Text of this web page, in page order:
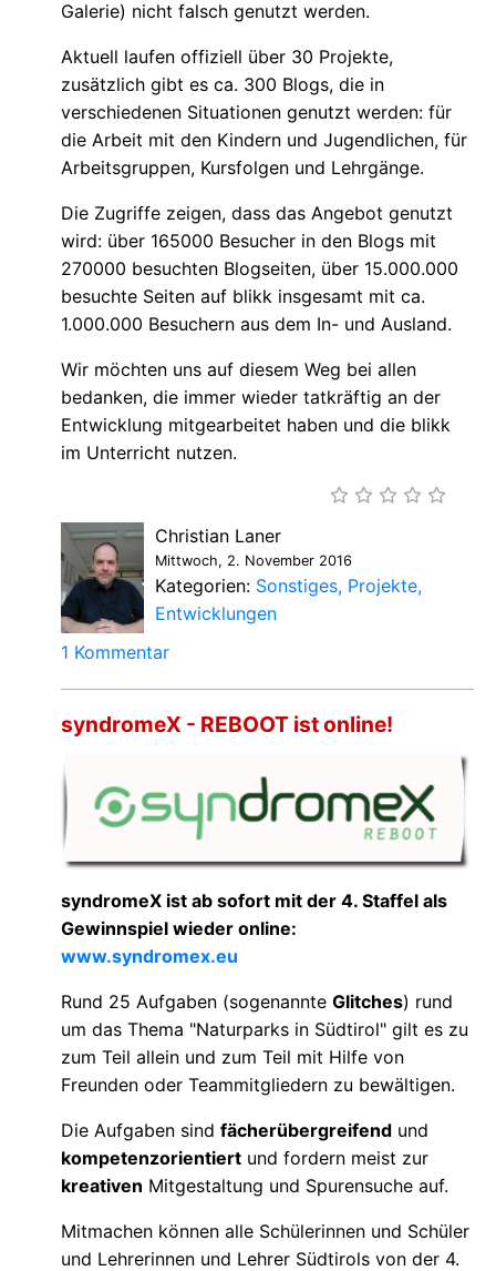
Galerie) nicht falsch genutzt werden.
Aktuell laufen offiziell über 30 Projekte,
zusätzlich gibt es ca. 300 Blogs, die in
verschiedenen Situationen genutzt werden: für
die Arbeit mit den Kindern und Jugendlichen, für
Arbeitsgruppen, Kursfolgen und Lehrgänge.
Die Zugriffe zeigen, dass das Angebot genutzt
wird: über 165000 Besucher in den Blogs mit
270000 besuchten Blogseiten, über 15.000.000
besuchte Seiten auf blikk insgesamt mit ca.
1.000.000 Besuchern aus dem In- und Ausland.
Wir möchten uns auf diesem Weg bei allen
bedanken, die immer wieder tatkräftig an der
Entwicklung mitgearbeitet haben und die blikk
im Unterricht nutzen.
Christian Laner
Mittwoch, 2. November 2016
Kategorien: Sonstiges Projekte
Entwicklungen
1 Kommentar
syndromeX - REBOOT ist online!
syndromeX ist ab sofort mit der 4. Staffel als
Gewinnspiel wieder online:
www.syndromex.eu
Rund 25 Aufgaben (sogenannte Glitches) rund
um das Thema "Naturparks in Südtirol" gilt es zu
zum Teil allein und zum Teil mit Hilfe von
Freunden oder Teammitgliedern zu bewältigen.
Die Aufgaben sind fächerübergreifend und
kompetenzorientiert und fordern meist zur
kreativen Mitgestaltung und Spurensuche auf.
Mitmachen können alle Schülerinnen und Schüler
und Lehrerinnen und Lehrer Südtirols von der 4.